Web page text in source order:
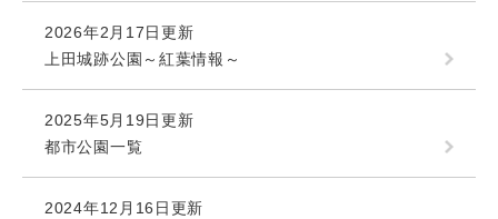
2026年2月17日更新
上田城跡公園～紅葉情報～
2025年5月19日更新
都市公園一覧
2024年12月16日更新